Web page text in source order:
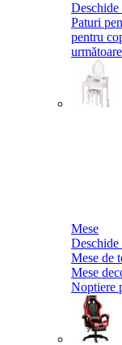
Deschide
Paturi
pentru
următoare
Mese
Deschide
Mese de
Mese
Noptiere